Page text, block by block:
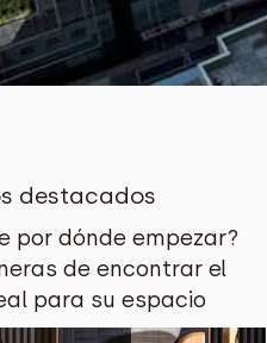
destacados
por dónde empezar?
de encontrar el
para su espacio